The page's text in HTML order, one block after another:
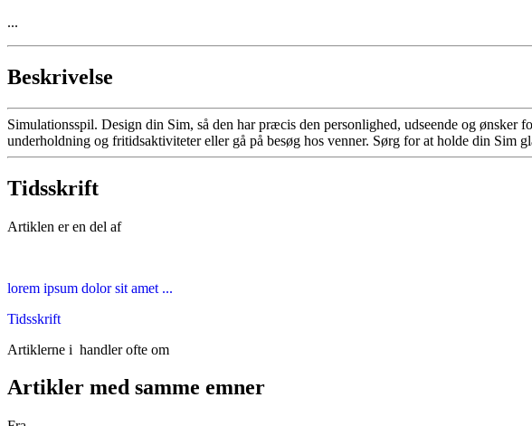
...
Beskrivelse
Simulationsspil. Design din Sim, så den har præcis den personlighed, udseende og
underholdning og fritidsaktiviteter eller gå på besøg hos venner. Sørg for at holde din
Tidsskrift
Artiklen er en del af
lorem ipsum dolor sit amet ...
Tidsskrift
Artiklerne i handler ofte om
Artikler med samme emner